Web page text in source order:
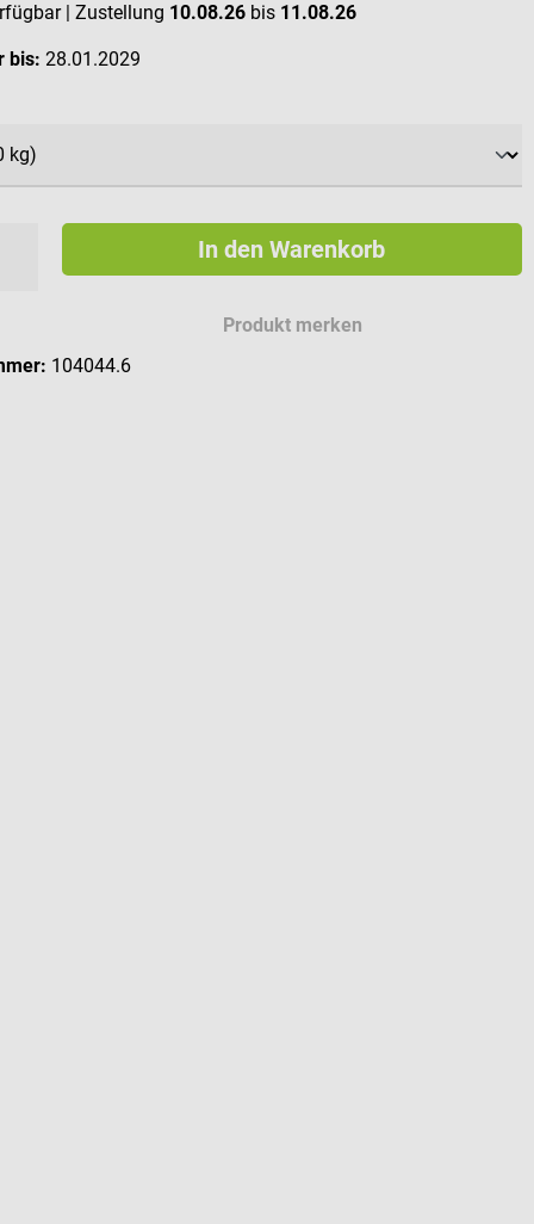
| Zustellung 10.08.26 bis 11.08.26
bis: 28.01.2029
In den Warenkorb
Produkt merken
104044.6